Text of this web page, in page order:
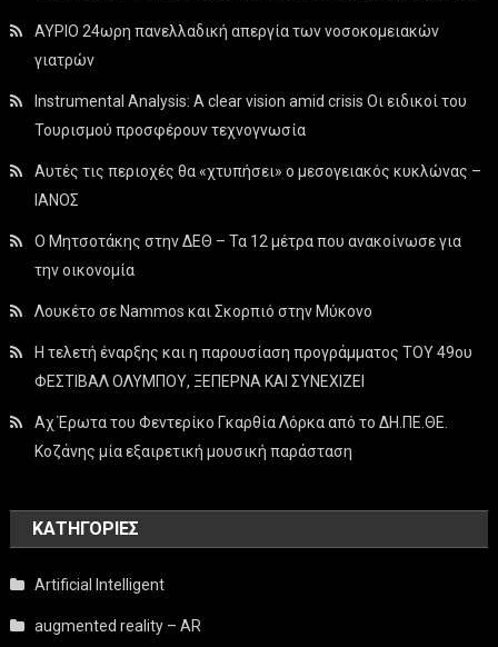
ΑΥΡΙΟ 24ωρη πανελλαδική απεργία των νοσοκομειακών
γιατρών
Instrumental Analysis: A clear vision amid crisis Οι ειδικοί του
Τουρισμού προσφέρουν τεχνογνωσία
Αυτές τις περιοχές θα «χτυπήσει» ο μεσογειακός κυκλώνας –
ΙΑΝΟΣ
Ο Μητσοτάκης στην ΔΕΘ – Τα 12 μέτρα που ανακοίνωσε για
την οικονομία
Λουκέτο σε Nammos και Σκορπιό στην Μύκονο
Η τελετή έναρξης και η παρουσίαση προγράμματος ΤΟΥ 49ου
ΦΕΣΤΙΒΑΛ ΟΛΥΜΠΟΥ, ΞΕΠΕΡΝΑ ΚΑΙ ΣΥΝΕΧΙΖΕΙ
Αχ Έρωτα του Φεντερίκο Γκαρθία Λόρκα από το ΔΗ.ΠΕ.ΘΕ.
Κοζάνης μία εξαιρετική μουσική παράσταση
KΑΤΗΓΟΡΊΕΣ
Artificial Intelligent
augmented reality – AR